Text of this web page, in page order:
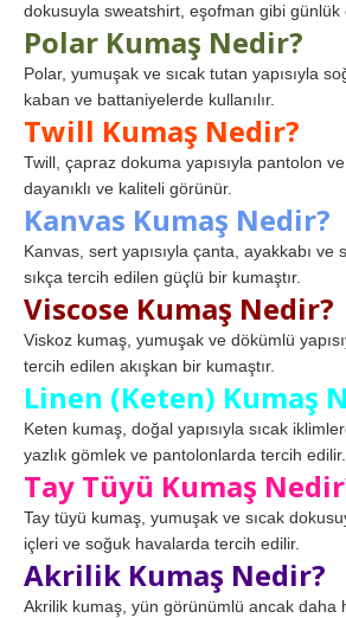
dokusuyla sweatshirt, eşofman gibi günlük
Polar Kumaş Nedir?
Polar, yumuşak ve sıcak tutan yapısıyla
kaban ve battaniyelerde kullanılır.
Twill Kumaş Nedir?
Twill, çapraz dokuma yapısıyla pantolon
dayanıklı ve kaliteli görünür.
Kanvas Kumaş Nedir?
Kanvas, sert yapısıyla çanta, ayakkabı
sıkça tercih edilen güçlü bir kumaştır.
Viscose Kumaş Nedir?
Viskoz kumaş, yumuşak ve dökümlü
tercih edilen akışkan bir kumaştır.
Linen (Keten) Kumaş
Keten kumaş, doğal yapısıyla sıcak
yazlık gömlek ve pantolonlarda tercih edilir.
Tay Tüyü Kumaş
Tay tüyü kumaş, yumuşak ve sıcak
içleri ve soğuk havalarda tercih edilir.
Akrilik Kumaş Nedir?
Akrilik kumaş, yün görünümlü ancak daha